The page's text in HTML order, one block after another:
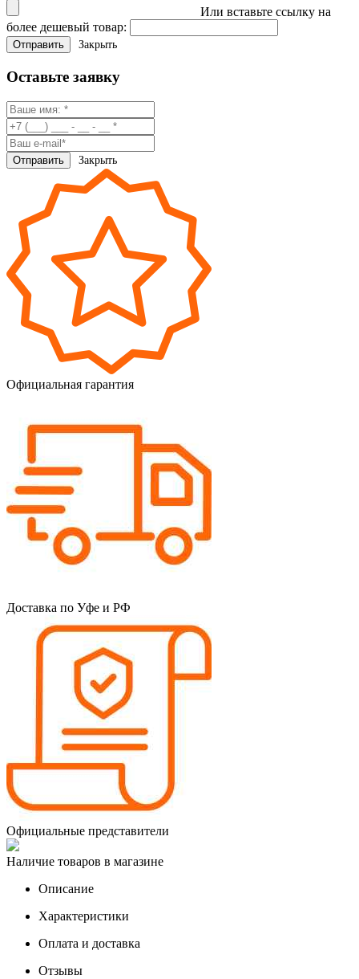
Или вставьте ссылку на
более дешевый товар:
Закрыть
Оставьте заявку
Закрыть
Официальная гарантия
Доставка по Уфе и РФ
Официальные представители
Наличие товаров в магазине
Описание
Характеристики
Оплата и доставка
Отзывы